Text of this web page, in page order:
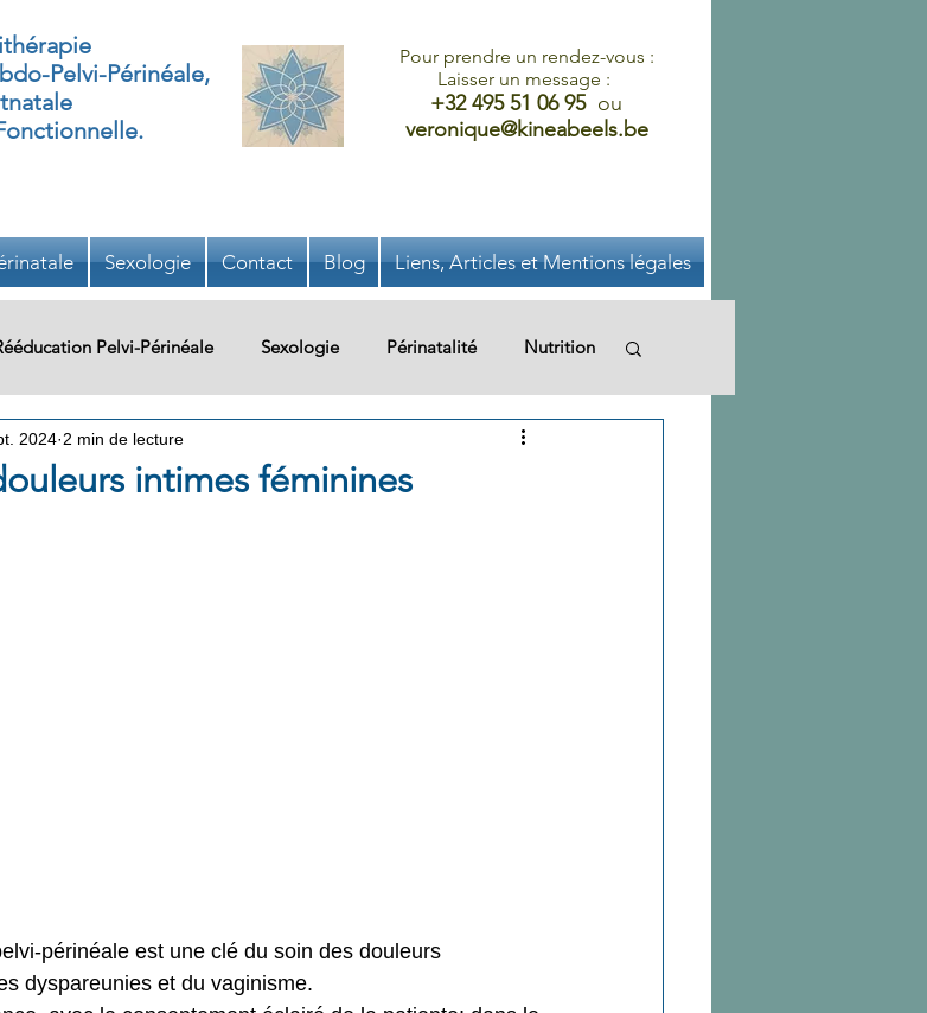
Pelvi-Périnéale,
Pour prendre un rendez-vous :
Laisser un message :
+32 495 51 06 95 ou
veronique@kineabeels.be
Sexologie Contact Blog Liens, Articles et Mentions légales
Pelvi-Périnéale Sexologie Périnatalité Nutrition
Oncologie Périnéologie
intimes féminines
2024 2 min de lecture
périnéale est une clé du soin des douleurs
dyspareunies et du vaginisme.